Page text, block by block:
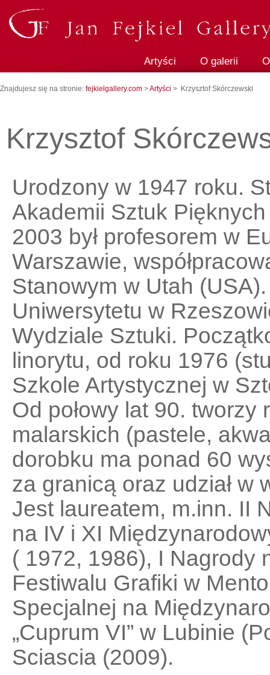
Artyści O galerii
Znajdujesz się na stronie: fejkielgallery.com >Artyści > Krzysztof Skórczewski
Krzysztof
Urodzony w 1947 roku.
Akademii Sztuk
2003 był profesorem w
Warszawie,
Stanowym w Utah
Uniwersytetu w
Wydziale Sztuki.
linorytu, od roku 1976
Szkole Artystycznej w
Od połowy lat 90.
malarskich (pastele,
dorobku ma ponad 60
za granicą oraz udział w
Jest laureatem, m.inn. II
na IV i XI
( 1972, 1986), I Nagrody
Festiwalu Grafiki w
Specjalnej na
„Cuprum VI” w Lubinie
Sciascia (2009).